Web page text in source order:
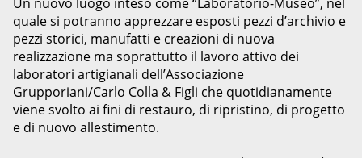
quale si potranno apprezzare esposti pezzi d’archivio e
pezzi storici, manufatti e creazioni di nuova
realizzazione ma soprattutto il lavoro attivo dei
laboratori artigianali dell’Associazione
Grupporiani/Carlo Colla & Figli che quotidianamente
viene svolto ai fini di restauro, di ripristino, di progetto
e di nuovo allestimento.